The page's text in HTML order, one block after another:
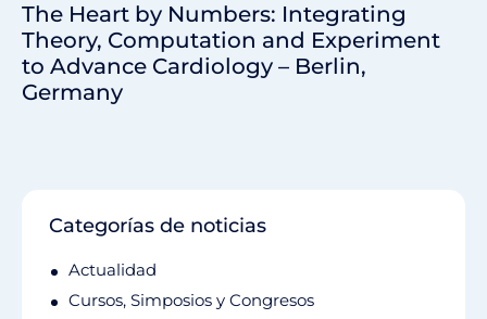
The Heart by Numbers: Integrating
Theory, Computation and Experiment
to Advance Cardiology – Berlin,
Germany
Categorías de noticias
Actualidad
Cursos, Simposios y Congresos